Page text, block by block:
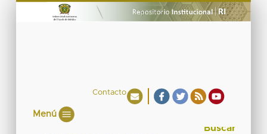
Contacto
Menú
Buscar